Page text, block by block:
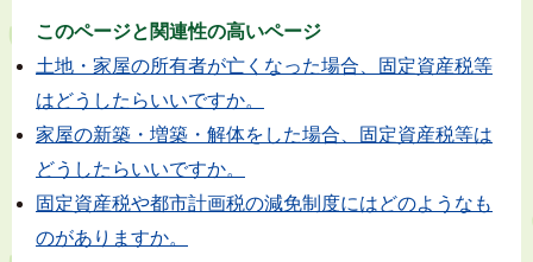
このページと 関連性の高いページ
土地・家屋の所有者が亡くなった場合、固定資産税等
はどうしたらいいですか。
家屋の新築・増築・解体をした場合、固定資産税等は
どうしたらいいですか。
固定資産税や都市計画税の減免制度にはどのようなも
のがありますか。